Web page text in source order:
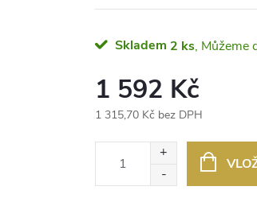
Skladem 2 ks
1 592 Kč
1 315,70 Kč bez DPH